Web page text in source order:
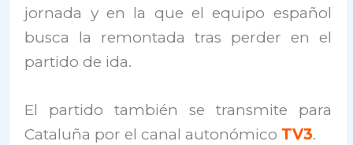
jornada y en la que el equipo español
busca la remontada tras perder en el
partido de ida.
El partido también se transmite para
Cataluña por el canal autonómico TV3.